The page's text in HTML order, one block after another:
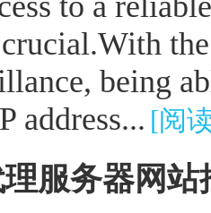
being
address... [阅
服务器网